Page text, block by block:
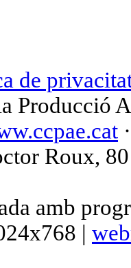
de
Producció
Roux,
amb
|